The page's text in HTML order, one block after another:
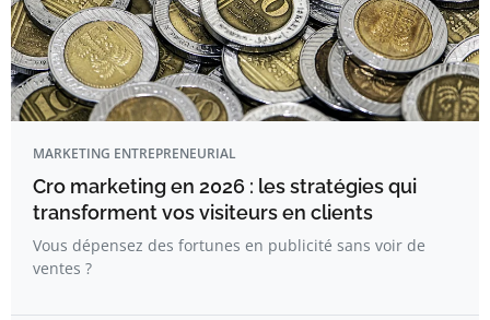
MARKETING ENTREPRENEURIAL
Cro marketing en 2026 : les stratégies qui
transforment vos visiteurs en clients
Vous dépensez des fortunes en publicité sans voir de
ventes ?